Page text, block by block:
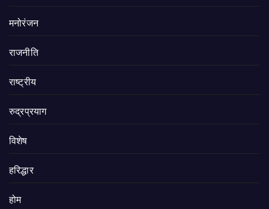
मनोरंजन
राजनीति
राष्ट्रीय
रुद्रप्रयाग
विशेष
हरिद्धार
होम